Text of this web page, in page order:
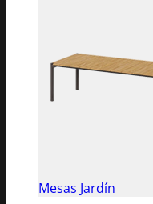
Mesas Jardín